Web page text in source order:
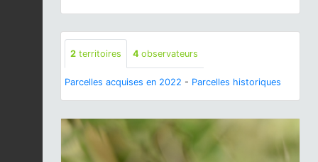
2 territoires 4 observateurs
Parcelles acquises en 2022 - Parcelles historiques